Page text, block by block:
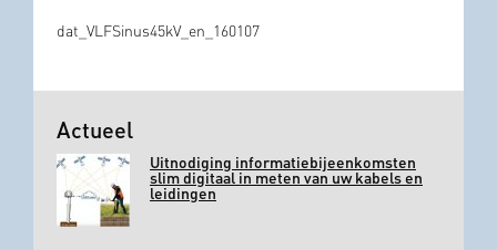
dat_VLFSinus45kV_en_160107
Actueel
Uitnodiging informatiebijeenkomsten
slim digitaal in meten van uw kabels en
leidingen